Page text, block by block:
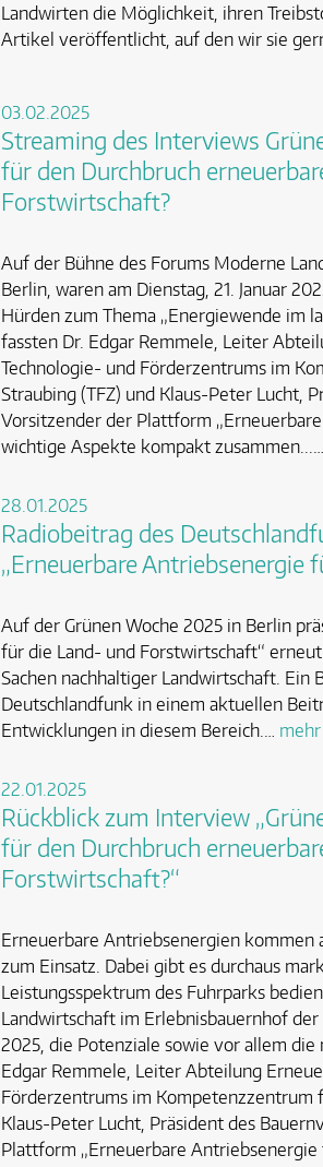
Landwirten die Möglichkeit, ihren
Artikel veröffentlicht, auf den wir sie
03.02.2025
Streaming des Interviews
für den Durchbruch
Forstwirtschaft?
Auf der Bühne des Forums Moderne
Berlin, waren am Dienstag, 21. Januar
Hürden zum Thema „Energiewende im
fassten Dr. Edgar Remmele, Leiter
Technologie- und Förderzentrums im
Straubing (TFZ) und Klaus-Peter Lucht,
Vorsitzender der Plattform
wichtige Aspekte kompakt zusammen...…
28.01.2025
Radiobeitrag des
„Erneuerbare
Auf der Grünen Woche 2025 in Berlin
für die Land- und Forstwirtschaft“
Sachen nachhaltiger Landwirtschaft.
Deutschlandfunk in einem aktuellen
Entwicklungen in diesem Bereich.… mehr
22.01.2025
Rückblick zum Interview
für den Durchbruch
Forstwirtschaft?“
Erneuerbare Antriebsenergien
zum Einsatz. Dabei gibt es durchaus
Leistungsspektrum des Fuhrparks
Landwirtschaft im Erlebnisbauernhof der
2025, die Potenziale sowie vor allem
Edgar Remmele, Leiter Abteilung
Förderzentrums im Kompetenzzentrum
Klaus-Peter Lucht, Präsident des
Plattform „Erneuerbare